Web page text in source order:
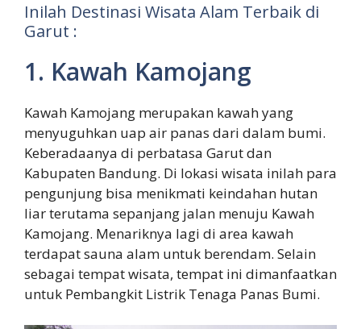
Inilah Destinasi Wisata Alam Terbaik di
Garut :
1. Kawah Kamojang
Kawah Kamojang merupakan kawah yang
menyuguhkan uap air panas dari dalam bumi.
Keberadaanya di perbatasa Garut dan
Kabupaten Bandung. Di lokasi wisata inilah para
pengunjung bisa menikmati keindahan hutan
liar terutama sepanjang jalan menuju Kawah
Kamojang. Menariknya lagi di area kawah
terdapat sauna alam untuk berendam. Selain
sebagai tempat wisata, tempat ini dimanfaatkan
untuk Pembangkit Listrik Tenaga Panas Bumi.